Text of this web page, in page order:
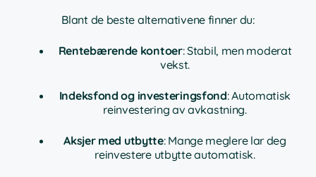
Blant de beste alternativene finner du:
Rentebærende kontoer: Stabil, men moderat
vekst.
Indeksfond og investeringsfond: Automatisk
reinvestering av avkastning.
Aksjer med utbytte: Mange meglere lar deg
reinvestere utbytte automatisk.